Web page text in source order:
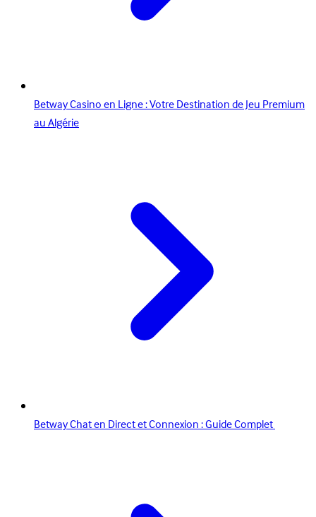
Betway Casino en Ligne : Votre Destination de Jeu Premium
au Algérie
Betway Chat en Direct et Connexion : Guide Complet